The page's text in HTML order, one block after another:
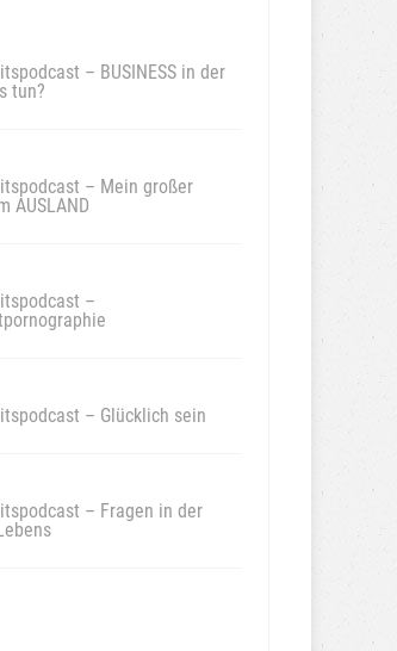
– BUSINESS in der
tun?
– Mein großer
AUSLAND
–
– Glücklich sein
– Fragen in der